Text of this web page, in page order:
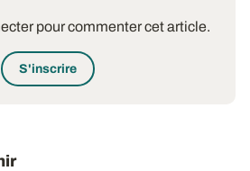
pour commenter cet article.
S'inscrire